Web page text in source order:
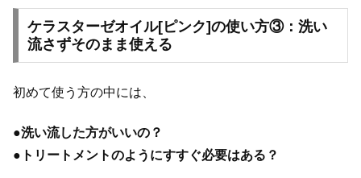
ケラスターゼオイル[ピンク]の使い方③：洗い
流さずそのまま使える
初めて使う方の中には、
●洗い流した方がいいの？
● トリートメントのようにすすぐ必要はある？